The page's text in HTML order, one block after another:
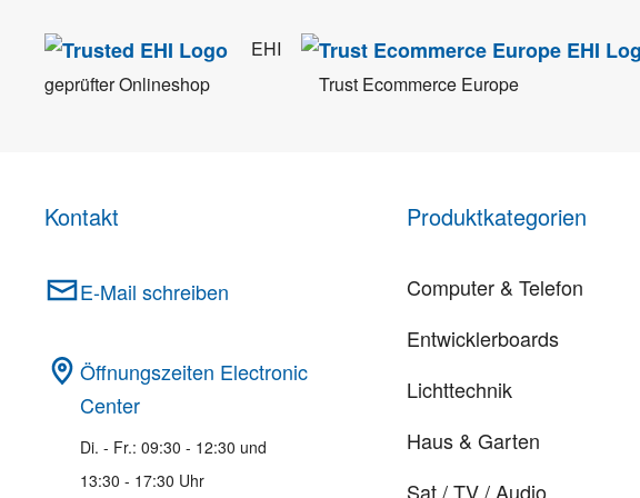
EHI
geprüfter Onlineshop
Trust Ecommerce Europe
Kontakt
E-Mail schreiben
Öffnungszeiten Electronic
Center
Di. - Fr.: 09:30 - 12:30 und
13:30 - 17:30 Uhr
Produktkategorien
Computer & Telefon
Entwicklerboards
Lichttechnik
Haus & Garten
Sat / TV / Audio